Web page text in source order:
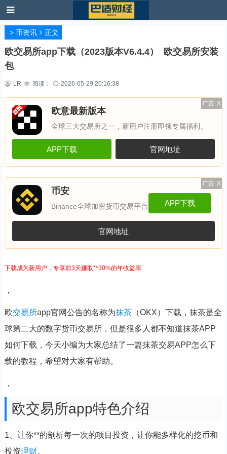
> 币资讯 正文
欧交易所app下载（2023版本V6.4.4）_欧交易所安装
包
LR 阅读： 2026-05-29 20:16:38
广告 X
欧意最新版本
全球三大交易所之一，新用户注册即领专属福利。
APP下载 官网地址
广告 X
币安
Binance全球加密货币交易平台 APP下载
官网地址
下载成为新用户，专享前3天赚取**30%的年收益率
，
欧交易所app官网公告的名称为抹茶（OKX）下载，抹茶是全
球第二大的数字货币交易所，但是很多人都不知道抹茶APP
如何下载，今天小编为大家总结了一篇抹茶交易APP怎么下
载的教程，希望对大家有帮助。
，
欧交易所app特色介绍
1、让你**的剖析每一次的项目投资，让你能多样化的挖币和
投资理财。